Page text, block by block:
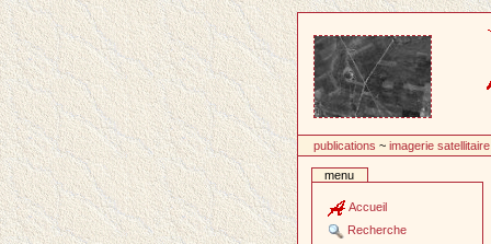
contenu
publications ~imagerie satellitaire
menu
Accueil
Recherche